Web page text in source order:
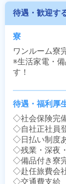
待遇・歓迎す
寮
ワンルーム寮
※生活家電・
す！
待遇・福利厚
◇社会保険完
◇自社正社員
◇日払い制度
◇残業・深夜
◇備品付き寮
◇赴任旅費会
◇交通費支給